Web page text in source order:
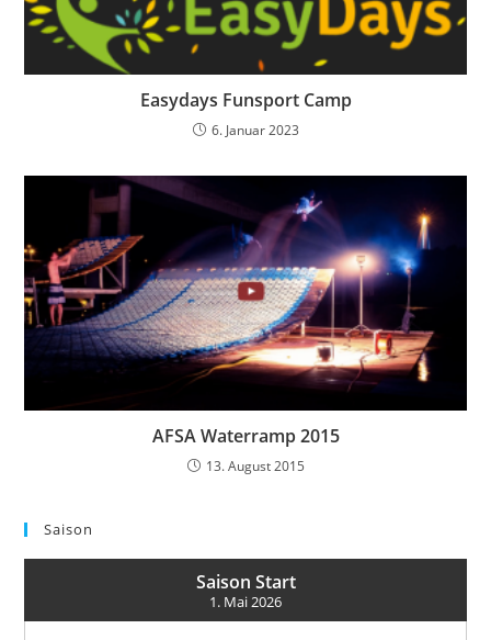
Easydays Funsport Camp
6. Januar 2023
AFSA Waterramp 2015
13. August 2015
Saison
Saison Start
1. Mai 2026